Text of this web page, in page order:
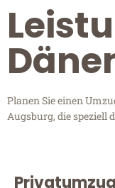
Planen Sie einen
Augsburg, die speziell
Privatumzug